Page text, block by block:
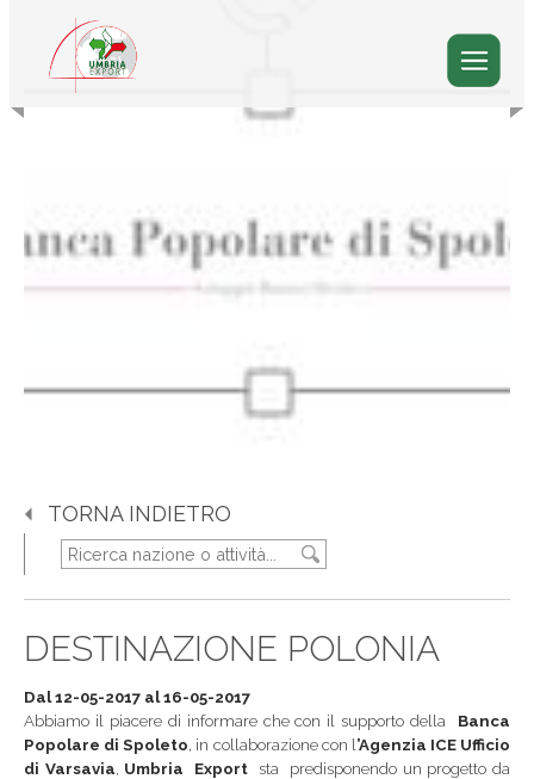
TORNA INDIETRO
DESTINAZIONE POLONIA
Dal 12-05-2017 al 16-05-2017
Abbiamo il piacere di informare che con il supporto della Banca
Popolare di Spoleto, in collaborazione con l’Agenzia ICE Ufficio
di Varsavia, Umbria Export sta predisponendo un progetto da